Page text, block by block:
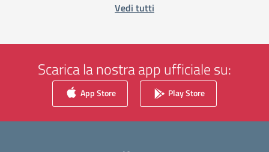
Vedi tutti
Scarica la nostra app ufficiale su:
App Store Play Store